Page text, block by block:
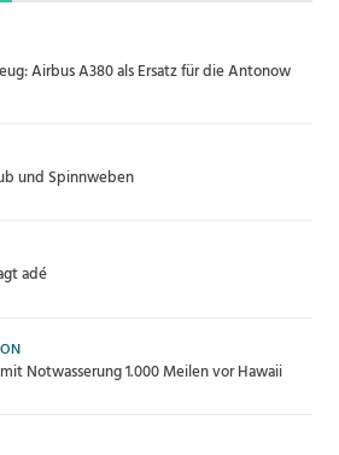
Airbus A380 als Ersatz für die Antonow
und Spinnweben
adé
Notwasserung 1.000 Meilen vor Hawaii